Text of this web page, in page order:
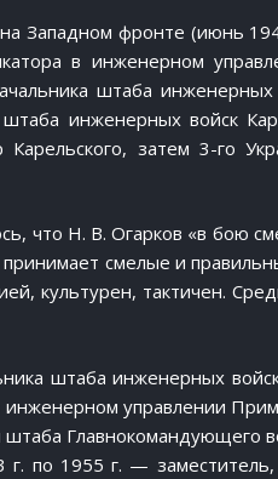
Западном фронте (июнь
в инженерном
штаба
инженерных войск
затем 3-го
что Н. В. Огарков «в бою
смелые и
культурен, тактичен.
штаба инженерных войск
управлении
Главнокомандующего
по 1955 г. —